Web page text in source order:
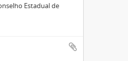
Estadual de